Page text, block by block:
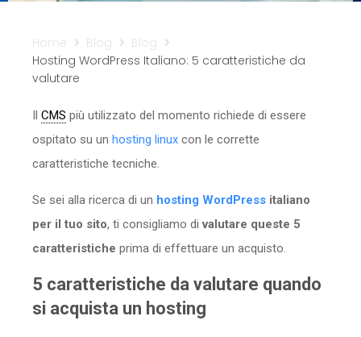
Home Blog
Blog
Hosting WordPress Italiano: 5 caratteristiche da
valutare
Il CMS più utilizzato del momento richiede di essere
ospitato su un hosting linux con le corrette
caratteristiche tecniche.
Se sei alla ricerca di un hosting WordPress italiano
per il tuo sito, ti consigliamo divalutare queste 5
caratteristiche prima di effettuare un acquisto.
5 caratteristiche da valutare quando
si acquista un hosting